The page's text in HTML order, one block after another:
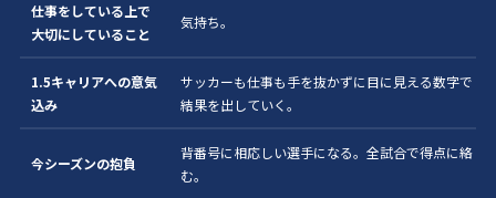
仕事をしている上で
大切にしていること
気持ち。
1.5キャリアへの意気
込み
サッカーも仕事も手を抜かずに目に見える数字で
結果を出していく。
今シーズンの抱負
背番号に相応しい選手になる。全試合で得点に絡
む。